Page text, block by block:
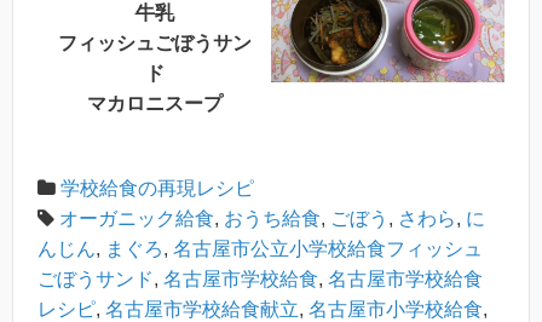
牛乳
フィッシュごぼうサン
ド
マカロニスープ
学校給食の再現レシピ
オーガニック給食, おうち給食, ごぼう , さわら, に
んじん, まぐろ, 名古屋市公立小学校給食フィッシュ
ごぼうサンド, 名古屋市学校給食, 名古屋市学校給食
レシピ, 名古屋市学校給食献立, 名古屋市小学校給食,